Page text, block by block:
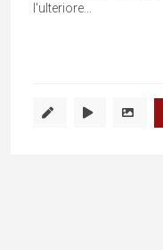
l'ulteriore...